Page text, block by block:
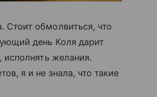
Стоит обмолвиться, что
день Коля дарит
исполнять желания.
я и не знала, что такие